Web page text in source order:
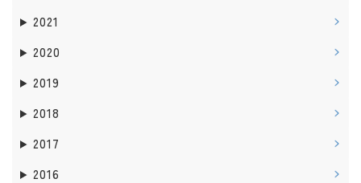
2021
2020
2019
2018
2017
2016